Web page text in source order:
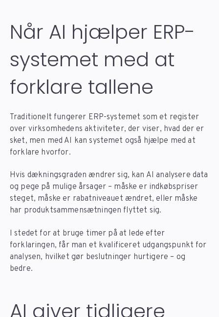
Når AI hjælper ERP-
systemet med at
forklare tallene
Traditionelt fungerer ERP-systemet som et register
over virksomhedens aktiviteter, der viser, hvad der er
sket, men med AI kan systemet også hjælpe med at
forklare hvorfor.
Hvis dækningsgraden ændrer sig, kan AI analysere data
og pege på mulige årsager – måske er indkøbspriser
steget, måske er rabatniveauet ændret, eller måske
har produktsammensætningen flyttet sig.
I stedet for at bruge timer på at lede efter
forklaringen, får man et kvalificeret udgangspunkt for
analysen, hvilket gør beslutninger hurtigere – og
bedre.
AI giver tidligere